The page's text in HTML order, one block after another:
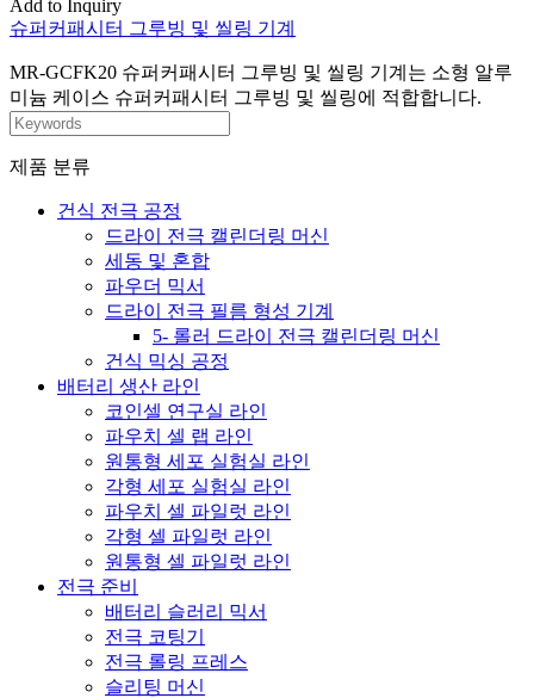
Add to Inquiry
슈퍼커패시터 그루빙 및 씰링 기계
MR-GCFK20 슈퍼커패시터 그루빙 및 씰링 기계는 소형 알루
미늄 케이스 슈퍼커패시터 그루빙 및 씰링에 적합합니다.
제품 분류
건식 전극 공정
드라이 전극 캘린더링 머신
세동 및 혼합
파우더 믹서
드라이 전극 필름 형성 기계
5- 롤러 드라이 전극 캘린더링 머신
건식 믹싱 공정
배터리 생산 라인
코인셀 연구실 라인
파우치 셀 랩 라인
원통형 세포 실험실 라인
각형 세포 실험실 라인
파우치 셀 파일럿 라인
각형 셀 파일럿 라인
원통형 셀 파일럿 라인
전극 준비
배터리 슬러리 믹서
전극 코팅기
전극 롤링 프레스
슬리팅 머신